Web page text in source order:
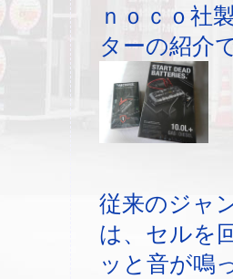
ｎｏｃｏ社
ターの紹介
従来のジャ
は、セルを
ッと音が鳴